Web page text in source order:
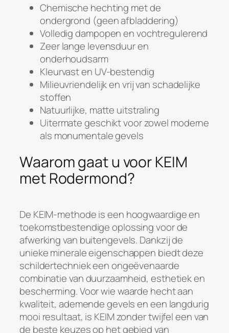
Chemische hechting met de
ondergrond (geen afbladdering)
Volledig dampopen en vochtregulerend
Zeer lange levensduur en
onderhoudsarm
Kleurvast en UV-bestendig
Milieuvriendelijk en vrij van schadelijke
stoffen
Natuurlijke, matte uitstraling
Uitermate geschikt voor zowel moderne
als monumentale gevels
Waarom gaat u voor KEIM
met Rodermond?
De KEIM-methode is een hoogwaardige en
toekomstbestendige oplossing voor de
afwerking van buitengevels. Dankzij de
unieke minerale eigenschappen biedt deze
schildertechniek een ongeëvenaarde
combinatie van duurzaamheid, esthetiek en
bescherming. Voor wie waarde hecht aan
kwaliteit, ademende gevels en een langdurig
mooi resultaat, is KEIM zonder twijfel een van
de beste keuzes op het gebied van